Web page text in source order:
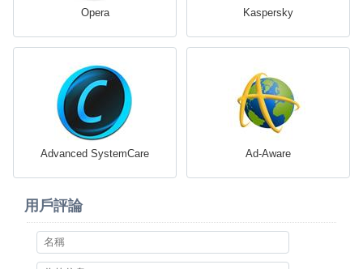
Opera Kaspersky
Advanced SystemCare Ad-Aware
用戶評論